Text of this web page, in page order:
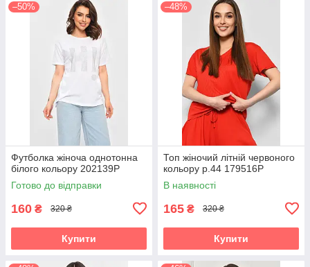
–50%
Футболка жіноча однотонна
білого кольору 202139P
Готово до відправки
160 ₴ 320 ₴
Купити
–48%
Топ жіночий літній червоного
кольору р.44 179516P
В наявності
165 ₴ 320 ₴
Купити